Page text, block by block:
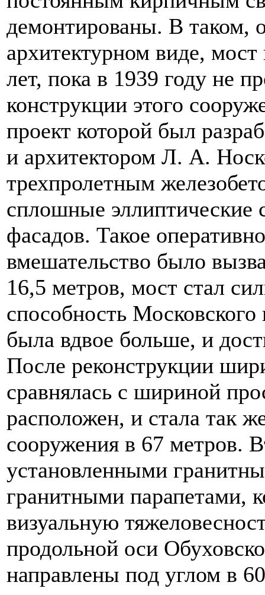
демонтированы. В таком,
архитектурном виде,
лет, пока в 1939 году не
конструкции этого
проект которой был
и архитектором Л. А.
трехпролетным
сплошные эллиптические
фасадов. Такое
вмешательство было
16,5 метров, мост стал
способность
была вдвое больше, и
После реконструкции
сравнялась с шириной
расположен, и стала так
сооружения в 67 метров.
установленными
гранитными парапетами,
визуальную
продольной оси
направлены под углом в